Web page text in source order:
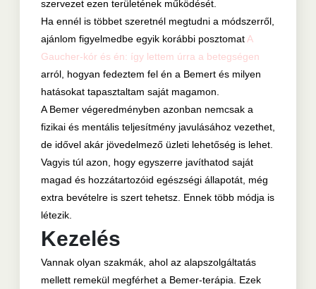
szervezet ezen területének működését.
Ha ennél is többet szeretnél megtudni a módszerről,
ajánlom figyelmedbe egyik korábbi posztomatA
Gaucher-kór és én: így lettem úrra a betegségen
arról, hogyan fedeztem fel én a Bemert és milyen
hatásokat tapasztaltam saját magamon.
A Bemer végeredményben azonban nemcsak a
fizikai és mentális teljesítmény javulásához vezethet,
de idővel akár jövedelmező üzleti lehetőség is lehet.
Vagyis túl azon, hogy egyszerre javíthatod saját
magad és hozzátartozóid egészségi állapotát, még
extra bevételre is szert tehetsz. Ennek több módja is
létezik.
Kezelés
Vannak olyan szakmák, ahol az alapszolgáltatás
mellett remekül megférhet a Bemer-terápia. Ezek